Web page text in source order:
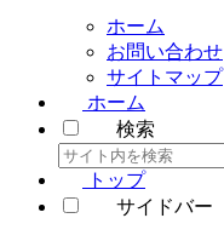
ホーム
お問い合わせ
サイトマップ
ホーム
検索
トップ
サイドバー